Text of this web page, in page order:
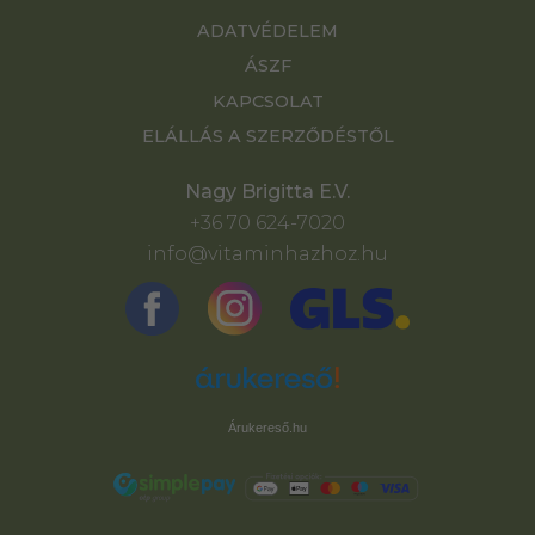
ADATVÉDELEM
ÁSZF
KAPCSOLAT
ELÁLLÁS A SZERZŐDÉSTŐL
Nagy Brigitta E.V.
+36 70 624-7020
info@vitaminhazhoz.hu
Árukereső.hu